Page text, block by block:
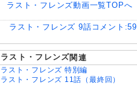
ラスト・フレンズ動画一覧TOPへ
ラスト・フレンズ 9話 コメント:59
ラスト・フレンズ関連
ラスト・フレンズ 特別編
ラスト・フレンズ 11話（最終回）